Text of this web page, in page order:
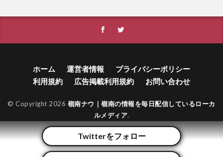
Twitterをフォロー
ホーム 運営者情報
プライバシーポリシー
利用規約
広告掲載利用規約 お問い合わせ
© Copyright 2026 嶺南ナウ｜嶺南の情報を毎日配信しているローカ
ルメディア.